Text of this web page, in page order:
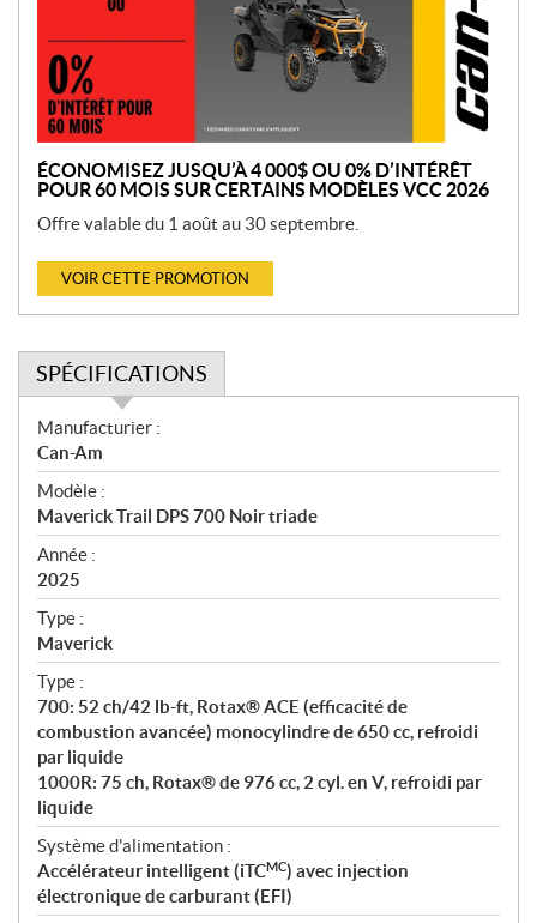
o
n
ÉCONOMISEZ JUSQU’À 4 000$ OU 0% D’INTÉRÊT
POUR 60 MOIS SUR CERTAINS MODÈLES VCC 2026
Offre valable du 1 août au 30 septembre.
VOIR CETTE PROMOTION
SPÉCIFICATIONS
S
p
é
c
i
f
i
c
a
t
i
o
n
s
Manufacturier :
Can-Am
Modèle :
Maverick Trail DPS 700 Noir triade
Année :
2025
Type :
Maverick
Type :
700: 52 ch/42 lb-ft, Rotax® ACE (efficacité de
combustion avancée) monocylindre de 650 cc, refroidi
par liquide
1000R: 75 ch, Rotax® de 976 cc, 2 cyl. en V, refroidi par
liquide
Système d'alimentation :
Accélérateur intelligent (iTCMC) avec injection
électronique de carburant (EFI)